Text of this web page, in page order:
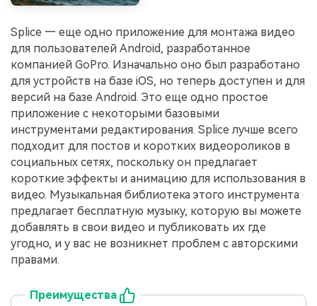
Splice — еще одно приложение для монтажа видео
для пользователей Android, разработанное
компанией GoPro. Изначально оно был разработано
для устройств на базе iOS, но теперь доступен и для
версий на базе Android. Это еще одно простое
приложение с некоторыми базовыми
инструментами редактирования. Splice лучше всего
подходит для постов и коротких видеороликов в
социальных сетях, поскольку он предлагает
короткие эффекты и анимацию для использования в
видео. Музыкальная библиотека этого инструмента
предлагает бесплатную музыку, которую вы можете
добавлять в свои видео и публиковать их где
угодно, и у вас не возникнет проблем с авторскими
правами.
Преимущества